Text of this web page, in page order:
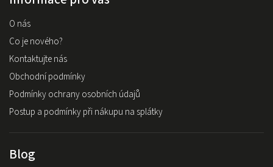
O nás
Co je nového?
Kontaktujte nás
Obchodní podmínky
Podmínky ochrany osobních údajů
Postup a podmínky při nákupu na splátky
Blog